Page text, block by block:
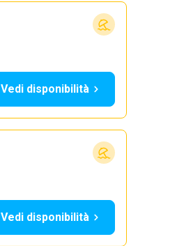
Vedi disponibilità
Vedi disponibilità